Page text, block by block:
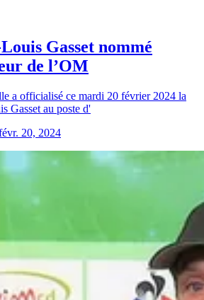
Gasset nommé
de l’OM
a officialisé ce mardi 20 février 2024 la
Gasset au poste d'
20, 2024